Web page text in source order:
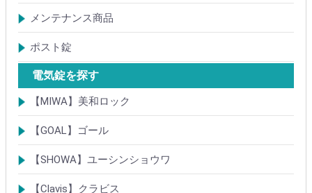
大型キーBOX
小型キーBOX
メンテナンス商品
鍵の潤滑剤
サッシ調整ツール
ポスト錠
【Tajima(MET)】
【DAIKEN】
【コーワソニア】
【キョーワナスタ】
【リンタツ】
その他
電気錠を探す
【MIWA】美和ロック
電気錠・電気ストライク
通電金具
制御器・操作器
電材・その他
BANシリーズ
非接触キー・IDカード
Raccessシリーズ
ノンタッチシリーズ
iELシリーズ
FKL・FeliCa・MIFARE
キースイッチ
補修品・代替品
【GOAL】ゴール
電気錠
通電金具
電気錠システム製品
キースイッチ
【SHOWA】ユーシンショウワ
電気錠・電気ストライク
電気錠システム製品
キースイッチ
【Clavis】クラビス